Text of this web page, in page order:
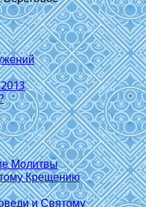
Молитвы
Крещению
и Святому